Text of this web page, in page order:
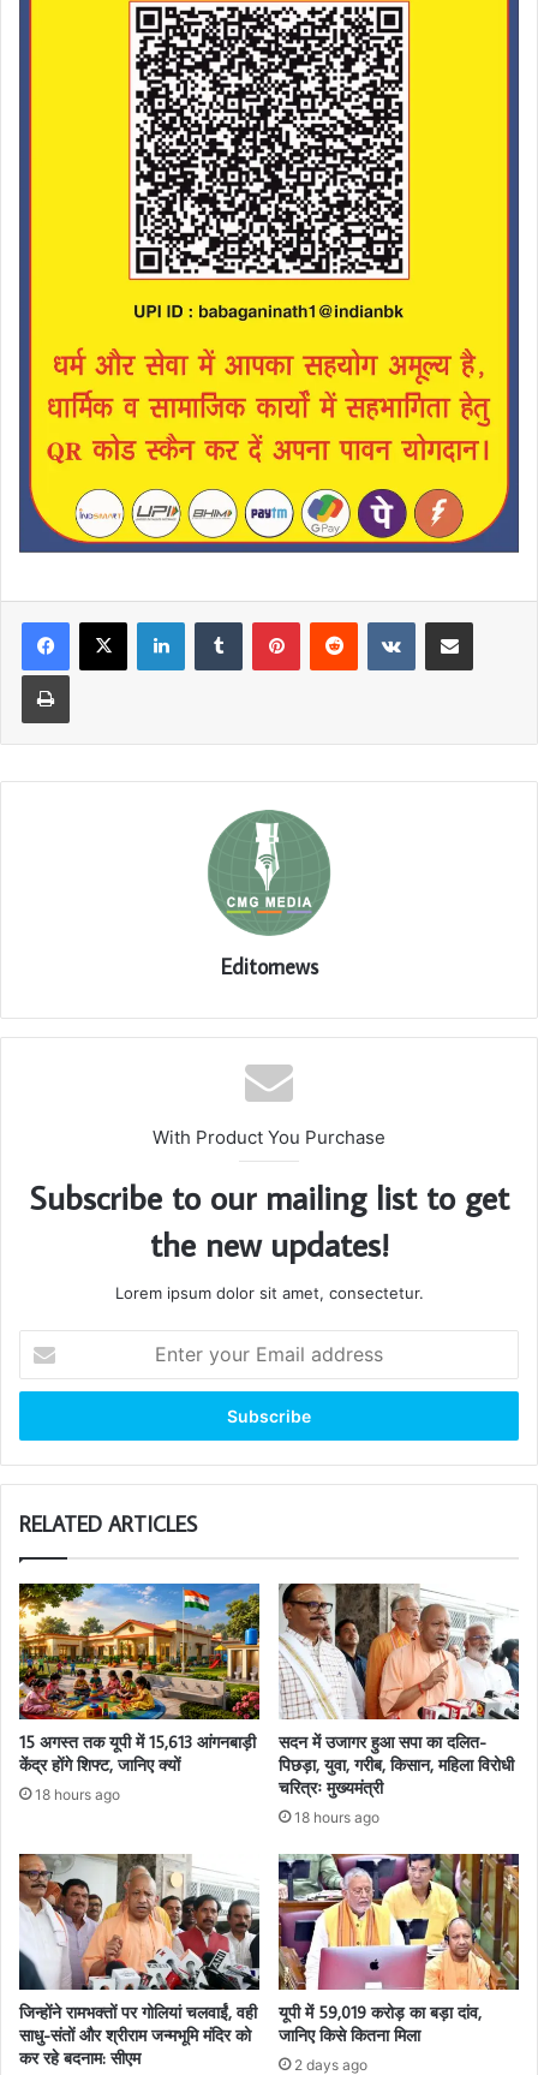
LinkedInTumblr PinterestReddit VKontakteShare via Email
Print
Editornews
With Product You Purchase
Subscribe to our mailing list to get
the new updates!
Lorem ipsum dolor sit amet, consectetur.
your
Email
RELATED ARTICLES
15 अगस्त तक यूपी में 15,613 आंगनबाड़ी
केंद्र होंगे शिफ्ट, जानिए क्यों
18 hours ago
सदन में उजागर हुआ सपा का दलित-
पिछड़ा, युवा, गरीब, किसान, महिला विरोधी
चरित्रः मुख्यमंत्री
18 hours ago
जिन्होंने रामभक्तों पर गोलियां चलवाईं, वही
साधु-संतों और श्रीराम जन्मभूमि मंदिर को
कर रहे बदनाम: सीएम
यूपी में 59,019 करोड़ का बड़ा दांव,
जानिए किसे कितना मिला
2 days ago